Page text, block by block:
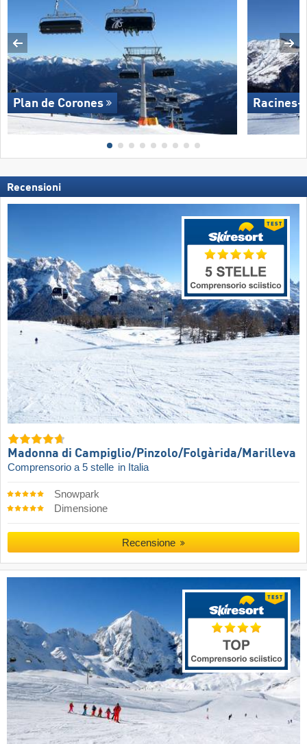
Plan de Corones Racines-
Recensioni
Madonna di Campiglio/​Pinzolo/​Folgàrida/​Marilleva
Comprensorio a 5 stelle in Italia
Snowpark
Dimensione
Recensione